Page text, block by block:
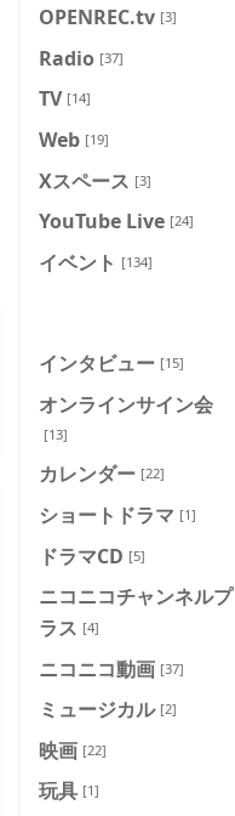
OPENREC.tv [3]
Radio [37]
TV [14]
Web [19]
Xスペース [3]
YouTube Live [24]
イベント [134]
インタビュー [15]
オンラインサイン会
[13]
カレンダー [22]
ショートドラマ [1]
ドラマCD [5]
ニコニコチャンネルプ
ラス [4]
ニコニコ動画 [37]
ミュージカル [2]
映画 [22]
玩具 [1]